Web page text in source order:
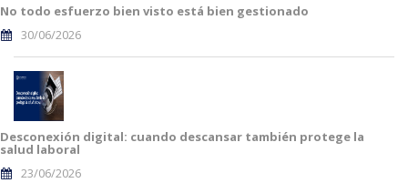
No todo esfuerzo bien visto está bien gestionado
30/06/2026
Desconexión digital: cuando descansar también protege la
salud laboral
23/06/2026